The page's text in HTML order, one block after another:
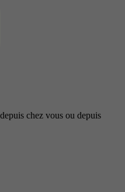
chez vous ou depuis